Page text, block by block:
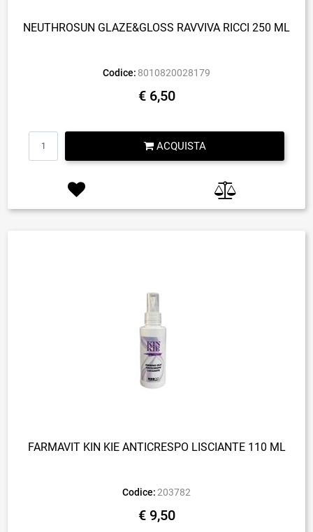
NEUTHROSUN GLAZE&GLOSS RAVVIVA RICCI 250 ML
Codice: 8010820028179
€ 6,50
ACQUISTA
FARMAVIT KIN KIE ANTICRESPO LISCIANTE 110 ML
Codice: 203782
€ 9,50